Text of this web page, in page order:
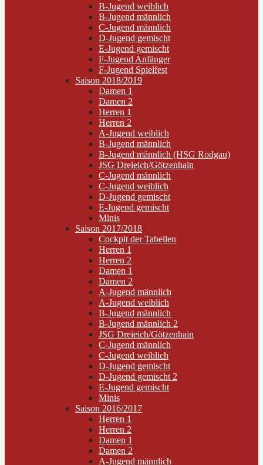
B-Jugend weiblich
B-Jugend männlich
C-Jugend männlich
D-Jugend gemischt
E-Jugend gemischt
F-Jugend Anfänger
F-Jugend Spielfest
Saison 2018/2019
Damen 1
Damen 2
Herren 1
Herren 2
A-Jugend weiblich
B-Jugend männlich
B-Jugend männlich (HSG Rodgau)
JSG Dreieich/Götzenhain
C-Jugend männlich
C-Jugend weiblich
D-Jugend gemischt
E-Jugend gemischt
Minis
Saison 2017/2018
Cockpit der Tabellen
Herren 1
Herren 2
Damen 1
Damen 2
A-Jugend männlich
A-Jugend weiblich
B-Jugend männlich
B-Jugend männlich 2
JSG Dreieich/Götzenhain
C-Jugend männlich
C-Jugend weiblich
D-Jugend gemischt
D-Jugend gemischt 2
E-Jugend gemischt
Minis
Saison 2016/2017
Herren 1
Herren 2
Damen 1
Damen 2
A-Jugend männlich